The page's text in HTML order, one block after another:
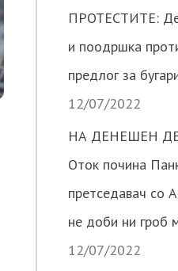
ПРОТЕСТИТЕ:
и поодршка
предлог за
12/07/2022
НА ДЕНЕШЕН
Оток почина
претседавач со
не доби ни гроб
12/07/2022